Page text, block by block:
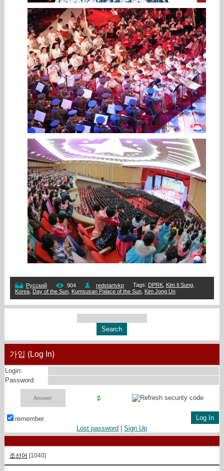
Русский 904 redstartvkp Tags: DPRK, Kim Il Sung,
Korea, Day of the Sun, Kumsusan Palace of the Sun, Kim Jong Un
가입 (Log In)
Login:
Password:
remember
Lost password |Sign Up
조선어 [1040]